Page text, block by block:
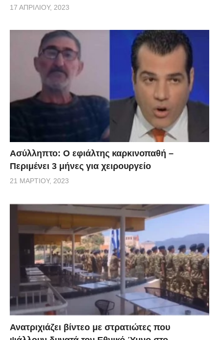
17 ΑΠΡΙΛΊΟΥ, 2023
Ασύλληπτο: Ο εφιάλτης καρκινοπαθή –
Περιμένει 3 μήνες για χειρουργείο
21 ΜΑΡΤΊΟΥ, 2023
Ανατριχιάζει βίντεο με στρατιώτες που